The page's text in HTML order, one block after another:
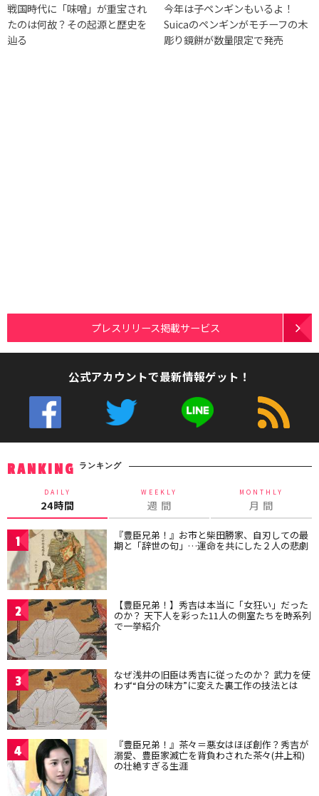
戦国時代に「味噌」が重宝され
たのは何故？その起源と歴史を
辿る
今年は子ペンギンもいるよ！
Suicaのペンギンがモチーフの木
彫り鏡餅が数量限定で発売
プレスリリース掲載サービス
公式アカウントで最新情報ゲット！
RANKING ランキング
DAILY
24時間
WEEKLY
週 間
MONTHLY
月 間
1 『豊臣兄弟！』お市と柴田勝家、自刃しての最
期と「辞世の句」…運命を共にした２人の悲劇
2 【豊臣兄弟！】秀吉は本当に「女狂い」だった
のか？ 天下人を彩った11人の側室たちを時系列
で一挙紹介
3 なぜ浅井の旧臣は秀吉に従ったのか？ 武力を使
わず“自分の味方”に変えた裏工作の技法とは
4 『豊臣兄弟！』茶々＝悪女はほぼ創作？秀吉が
溺愛、豊臣家滅亡を背負わされた茶々(井上和)
の壮絶すぎる生涯